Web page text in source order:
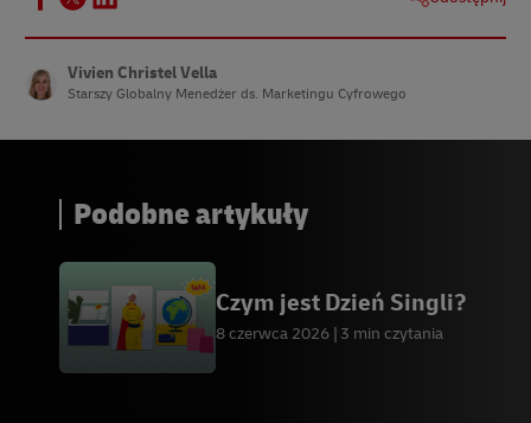
Vivien Christel Vella
Starszy Globalny Menedżer ds. Marketingu Cyfrowego
Podobne artykuły
Czym jest Dzień Singli?
8 czerwca 2026 3 min czytania